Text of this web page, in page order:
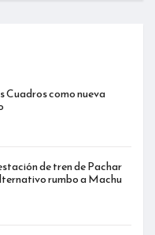
Cuadros como nueva
de tren de Pachar
rumbo a Machu